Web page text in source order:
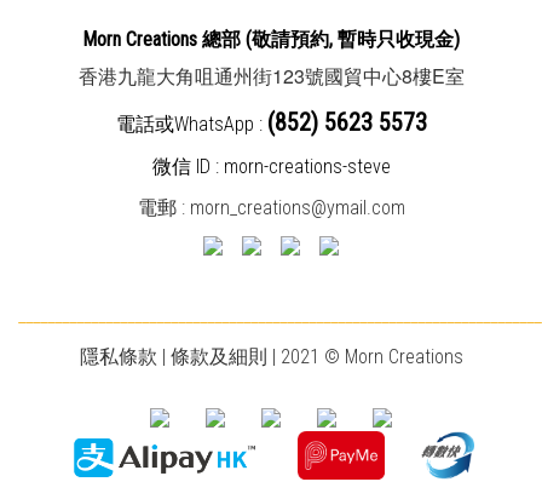
Morn Creations 總部 (敬請預約, 暫時只收現金)
香港九龍大角咀通州街123號國貿中心8樓E室
電話或WhatsApp : (852) 5623 5573
微信 ID : morn-creations-steve
電郵 : morn_creations@ymail.com
隱私條款 | 條款及細則 | 2021 © Morn Creations